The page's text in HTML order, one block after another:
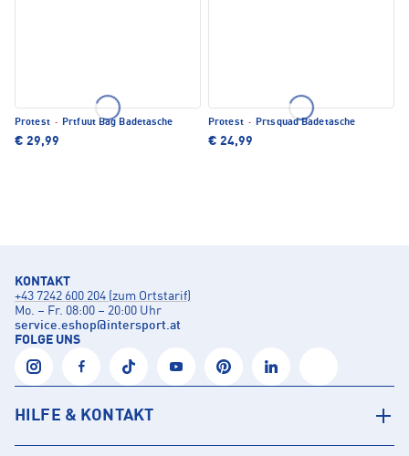
Protest · Prtfuut Bag Badetasche
€ 29,99
Protest · Prtsquad Badetasche
€ 24,99
KONTAKT
+43 7242 600 204 (zum Ortstarif)
Mo. – Fr. 08:00 – 20:00 Uhr
service.eshop@intersport.at
FOLGE UNS
HILFE & KONTAKT